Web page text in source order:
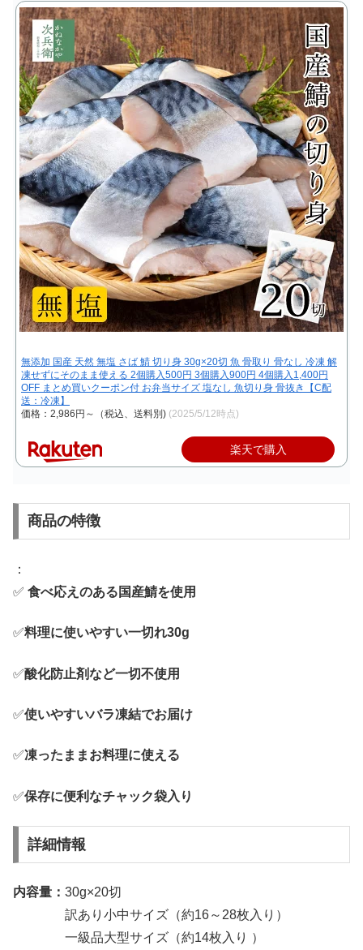
無添加 国産 天然 無塩 さば 鯖 切り身 30g×20切 魚 骨取り 骨なし 冷凍 解
凍せずにそのまま使える 2個購入500円 3個購入900円 4個購入1,400円
OFF まとめ買いクーポン付 お弁当サイズ 塩なし 魚切り身 骨抜き【C配
送：冷凍】
価格：2,986円～（税込、送料別) (2025/5/12時点)
楽天で購入
商品の特徴
：
✅ 食べ応えのある国産鯖を使用
✅料理に使いやすい一切れ30g
✅酸化防止剤など一切不使用
✅使いやすいバラ凍結でお届け
✅凍ったままお料理に使える
✅保存に便利なチャック袋入り
詳細情報
内容量： 30g×20切
訳あり小中サイズ（約16～28枚入り）
一級品大型サイズ（約14枚入り ）